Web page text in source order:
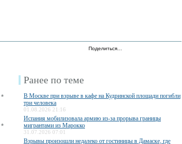
Поделиться…
*
*
Ранее по теме
В Москве при взрыве в кафе на Кудринской площади погибли
три человека
01.08.2026 21:16
Испания мобилизовала армию из-за прорыва границы
мигрантами из Марокко
31.07.2026 07:01
Взрывы произошли недалеко от гостиницы в Дамаске, где